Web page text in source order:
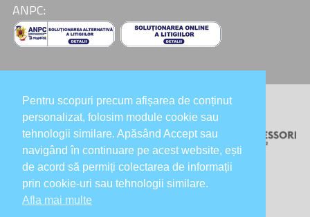
ANPC:
Colaboratori:
Pentru scopuri precum afișarea de conținut
personalizat, folosim module cookie sau
tehnologii similare. Apăsând Accept sau
navigând în continuare pe acest website, ești
de acord să permiți colectarea de informații
prin cookie-uri sau tehnologii similare.
Afla mai multe